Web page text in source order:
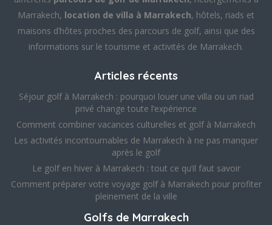
Marrakech, location de villa à Marrakech, hôtels, riads et
maisons d’hôtes proches des parcours de golf, ainsi que des
informations sur le tourisme et activités de Marrakech.
Articles récents
Séjour golf à Marrakech : pourquoi louer une villa ou un riad
privé change toute l’expérience
Comment combiner vacances culturelles et golf à Marrakech
Les activités incontournables de Marrakech à ne pas manquer
après le golf
Le golf en hiver à Marrakech : tout ce qu’il faut savoir
Comment préparer votre voyage golf à Marrakech pour profiter
pleinement de la ville
Golfs de Marrakech